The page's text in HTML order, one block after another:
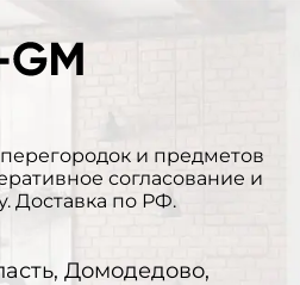
и предметов
согласование и
Доставка по РФ.
Домодедово,